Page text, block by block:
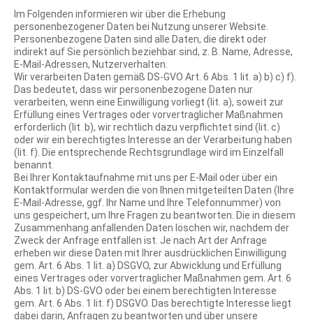
Im Folgenden informieren wir über die Erhebung
personenbezogener Daten bei Nutzung unserer Website.
Personenbezogene Daten sind alle Daten, die direkt oder
indirekt auf Sie persönlich beziehbar sind, z. B. Name, Adresse,
E-Mail-Adressen, Nutzerverhalten.
Wir verarbeiten Daten gemäß DS-GVO Art. 6 Abs. 1 lit. a) b) c) f).
Das bedeutet, dass wir personenbezogene Daten nur
verarbeiten, wenn eine Einwilligung vorliegt (lit. a), soweit zur
Erfüllung eines Vertrages oder vorvertraglicher Maßnahmen
erforderlich (lit. b), wir rechtlich dazu verpflichtet sind (lit. c)
oder wir ein berechtigtes Interesse an der Verarbeitung haben
(lit. f). Die entsprechende Rechtsgrundlage wird im Einzelfall
benannt.
Bei Ihrer Kontaktaufnahme mit uns per E-Mail oder über ein
Kontaktformular werden die von Ihnen mitgeteilten Daten (Ihre
E-Mail-Adresse, ggf. Ihr Name und Ihre Telefonnummer) von
uns gespeichert, um Ihre Fragen zu beantworten. Die in diesem
Zusammenhang anfallenden Daten löschen wir, nachdem der
Zweck der Anfrage entfallen ist. Je nach Art der Anfrage
erheben wir diese Daten mit Ihrer ausdrücklichen Einwilligung
gem. Art. 6 Abs. 1 lit. a) DSGVO, zur Abwicklung und Erfüllung
eines Vertrages oder vorvertraglicher Maßnahmen gem. Art. 6
Abs. 1 lit. b) DS-GVO oder bei einem berechtigten Interesse
gem. Art. 6 Abs. 1 lit. f) DSGVO. Das berechtigte Interesse liegt
dabei darin, Anfragen zu beantworten und über unsere